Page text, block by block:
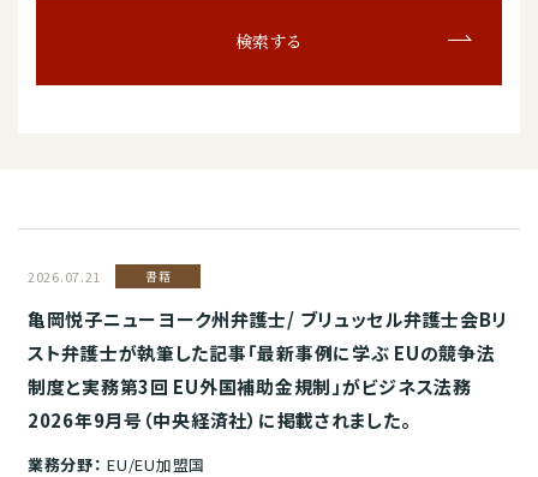
検索する
2026.07.21 書籍
亀岡悦子ニューヨーク州弁護士/ ブリュッセル弁護士会Bリ
スト弁護士が執筆した記事「最新事例に学ぶ EUの競争法
制度と実務第3回 EU外国補助金規制」がビジネス法務
2026年9月号（中央経済社）に掲載されました。
業務分野： EU/EU加盟国